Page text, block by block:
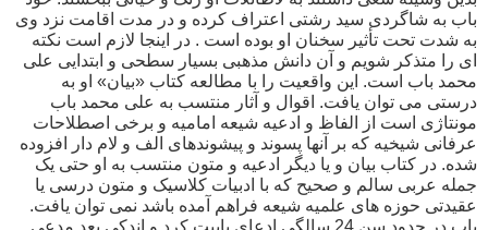
باب به شاگردی سید رشتی اعتراف کرده و در مدت اقامت نزد وی
به شدت تحت تأثیر سخنان او بوده است . در اینجا لازم است نکته
ای را متذکر شویم و آن دانش مذهبی بسیار سطحی و ابتدایی علی
محمد باب است. این واقعیت را با مطالعه کتاب «بیان» او به
درستی می توان یافت. اقوال و آثار منتسب به علی محمد باب
مونتاژی است از الفاظ و ادعیه شیعه امامیه و برخی اصطلاحات
عرفانی شیخیه که بر آنها پسوند و پیشوندهای الف و لام دار افزوده
شده. در کتاب بیان و یا دیگر ادعیه و متون منتسب به او حتی یک
جمله عربی سالم و صحیح که با ادبیات کلاسیک و متون درسی یا
عقیدتی حوزه های علمیه شیعه فراهم آمده باشد نمی توان یافت.